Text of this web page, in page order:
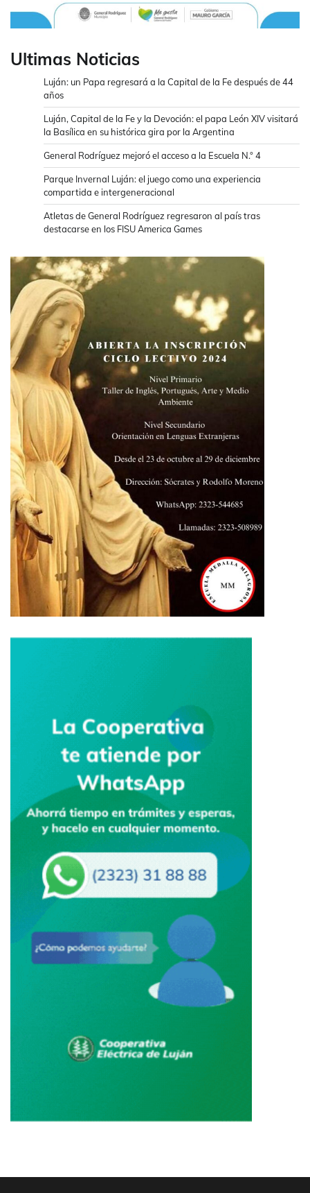
Ultimas Noticias
Luján: un Papa regresará a la Capital de la Fe después de 44
años
Luján, Capital de la Fe y la Devoción: el papa León XIV visitará
la Basílica en su histórica gira por la Argentina
General Rodríguez mejoró el acceso a la Escuela N.° 4
Parque Invernal Luján: el juego como una experiencia
compartida e intergeneracional
Atletas de General Rodríguez regresaron al país tras
destacarse en los FISU America Games